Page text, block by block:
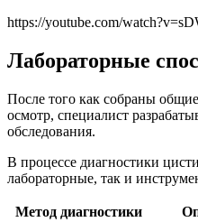
https://youtube.com/
Лабораторные
После того как собраны
осмотр, специалист
обследования.
В процессе диагностики
лабораторные, так и
Метод диагностики